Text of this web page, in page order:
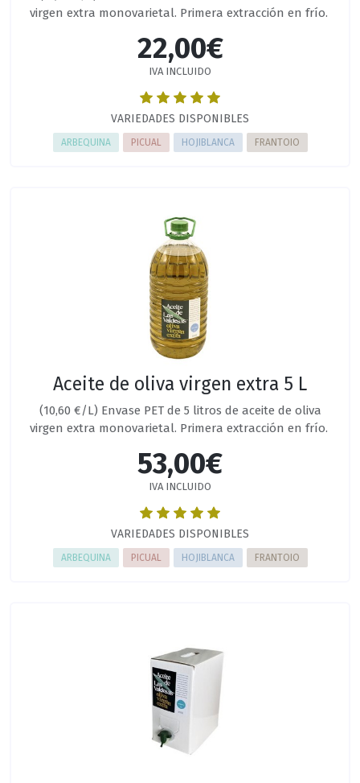
virgen extra monovarietal. Primera extracción en frío.
22,00€
IVA INCLUIDO
VARIEDADES DISPONIBLES
ARBEQUINA PICUAL HOJIBLANCA FRANTOIO
Aceite de oliva virgen extra 5 L
(10,60 €/L) Envase PET de 5 litros de aceite de oliva
virgen extra monovarietal. Primera extracción en frío.
53,00€
IVA INCLUIDO
VARIEDADES DISPONIBLES
ARBEQUINA PICUAL HOJIBLANCA FRANTOIO